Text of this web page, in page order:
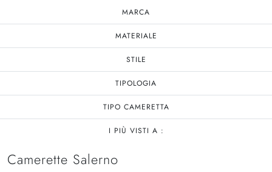
MARCA
MATERIALE
STILE
TIPOLOGIA
TIPO CAMERETTA
I PIÙ VISTI A :
Camerette Salerno